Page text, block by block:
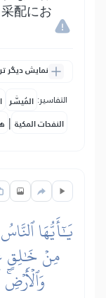
配にお
نمایش دیگر
التفاسير: المُيسَّر
النفحات المكية |
يَٰٓأَيُّهَا
مِنۡ خَٰلِقٍ